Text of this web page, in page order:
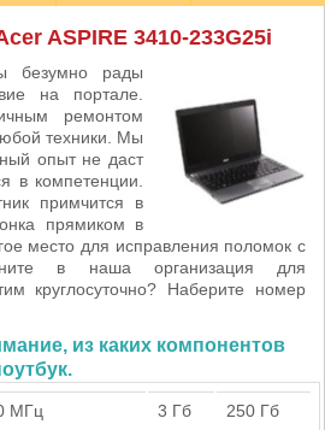
КОНТАКТЫ
ASPIRE 3410-233G25i
безумно рады
на портале.
ремонтом
техники. Мы
опыт не даст
в компетенции.
примчится в
прямиком в
место для исправления поломок с
в наша организация для
круглосуточно? Наберите номер
из каких компонентов
МГц 3 Гб 250 Гб